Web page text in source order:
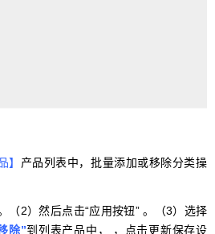
】 产品列表中，批量添加或移除分类操
（2）然后点击“应用按钮” 。（3）选择
除”到列表产品中， ，点击更新保存设